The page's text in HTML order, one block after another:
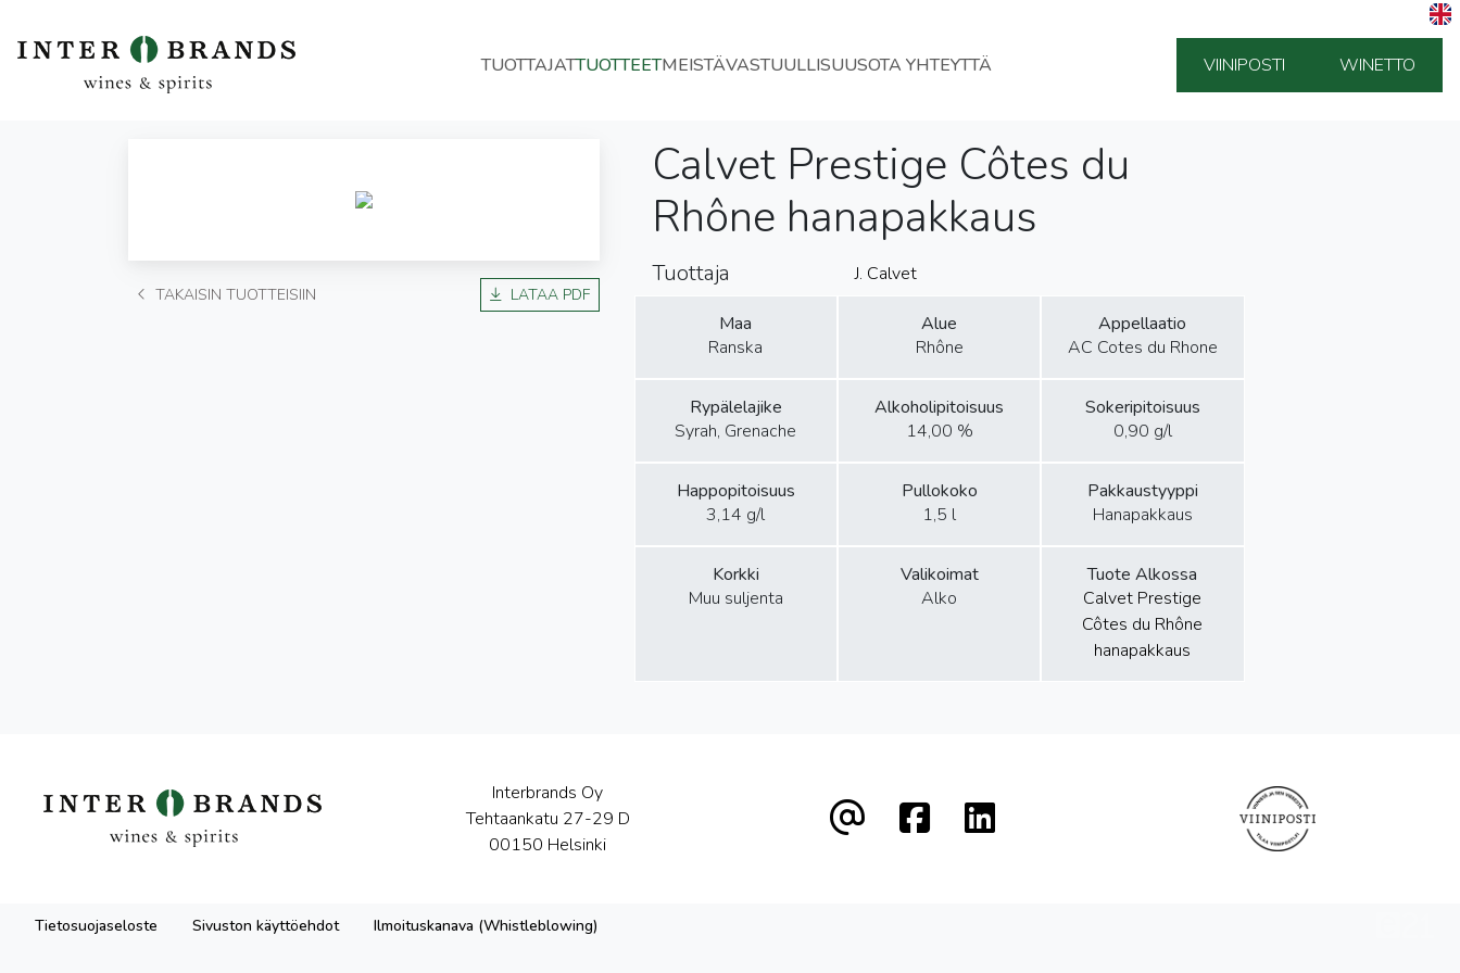
TUOTTAJATTUOTTEETMEISTÄVASTUULLISUUSOTA YHTEYTTÄ VIINIPOSTI WINETTO
TAKAISIN TUOTTEISIIN LATAA PDF
Calvet Prestige Côtes du
Rhône hanapakkaus
Tuottaja J. Calvet
Maa
Ranska
Alue
Rhône
Appellaatio
AC Cotes du Rhone
Rypälelajike
Syrah, Grenache
Alkoholipitoisuus
14,00 %
Sokeripitoisuus
0,90 g/l
Happopitoisuus
3,14 g/l
Pullokoko
1,5 l
Pakkaustyyppi
Hanapakkaus
Korkki
Muu suljenta
Valikoimat
Alko
Tuote Alkossa
Calvet Prestige
Côtes du Rhône
hanapakkaus
Interbrands Oy
Tehtaankatu 27-29 D
00150 Helsinki
Tietosuojaseloste Sivuston käyttöehdot Ilmoituskanava (Whistleblowing)